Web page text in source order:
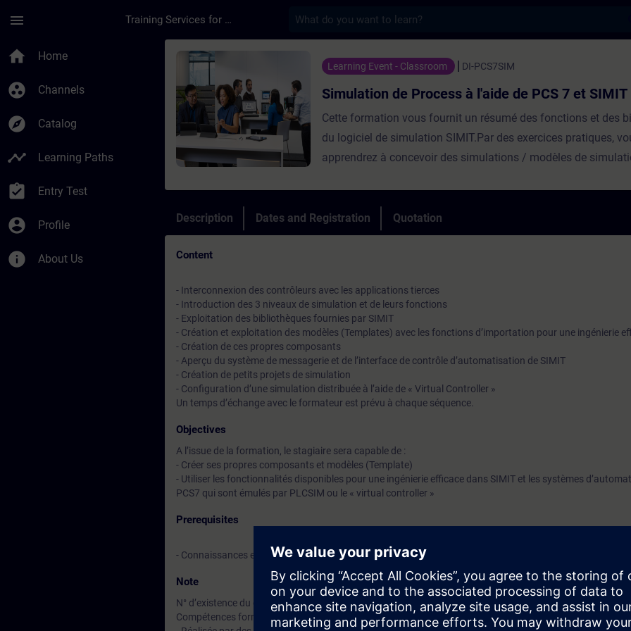
menu Training Services for Digital Industries
home Home
group_work Channels
explore Catalog
timeline Learning Paths
assignment_turned_in Entry Test
account_circle Profile
info About Us
Course - Simulation de Process à l'aide de PCS 7 et SIMIT -
Learning Event - Classroom DI-PCS7SIM
Simulation de Process à l'aide de PCS 7 et SIMIT
Cette formation vous fournit un résumé des fonctions et des
du logiciel de simulation SIMIT.Par des exercices pratiques,
apprendrez à concevoir des simulations / modèles de
longtemps dans la plus haute qualité et de mettre de
le marché beaucoup plus rapidement.Répartition40% Théorie,
Description Dates and Registration Quotation
Content
- Interconnexion des contrôleurs avec les applications tierces
- Introduction des 3 niveaux de simulation et de leurs fonctions
- Exploitation des bibliothèques fournies par SIMIT
- Création et exploitation des modèles (Templates) avec les fonctions d’importation pour une ingénierie
- Création de ces propres composants
- Aperçu du système de messagerie et de l’interface de contrôle d’automatisation de SIMIT
- Création de petits projets de simulation
- Configuration d’une simulation distribuée à l’aide de « Virtual Controller »
Un temps d’échange avec le formateur est prévu à chaque séquence.
Objectives
A l’issue de la formation, le stagiaire sera capable de :
- Créer ses propres composants et modèles (Template)
- Utiliser les fonctionnalités disponibles pour une ingénierie efficace dans SIMIT et les systèmes
PCS7 qui sont émulés par PLCSIM ou le « virtual controller »
Prerequisites
- Connaissances en PCS 7 niveau PCS7-BASIS et une expérience pratique de l’application de ces
Note
N° d’existence du centre de formation SITRAIN : 11 93 00 205 93
Compétences formateur :